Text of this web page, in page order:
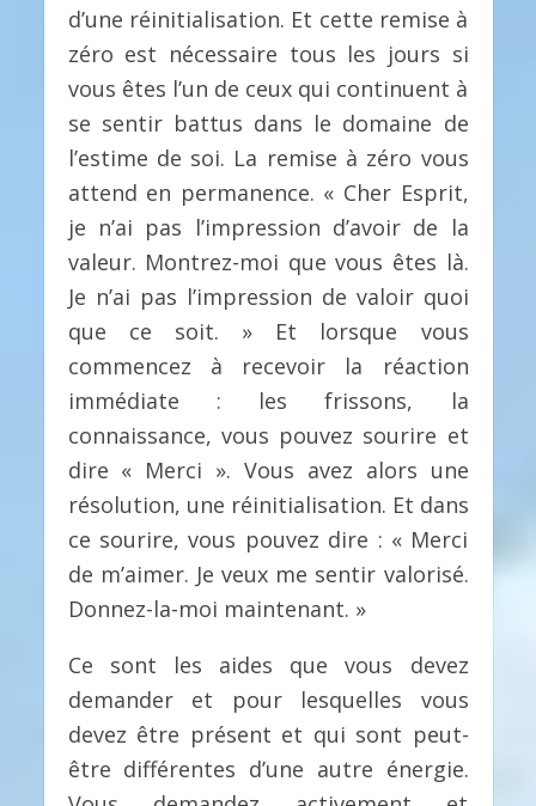
d’une réinitialisation. Et cette remise à
zéro est nécessaire tous les jours si
vous êtes l’un de ceux qui continuent à
se sentir battus dans le domaine de
l’estime de soi. La remise à zéro vous
attend en permanence. « Cher Esprit,
je n’ai pas l’impression d’avoir de la
valeur. Montrez-moi que vous êtes là.
Je n’ai pas l’impression de valoir quoi
que ce soit. » Et lorsque vous
commencez à recevoir la réaction
immédiate : les frissons, la
connaissance, vous pouvez sourire et
dire « Merci ». Vous avez alors une
résolution, une réinitialisation. Et dans
ce sourire, vous pouvez dire : « Merci
de m’aimer. Je veux me sentir valorisé.
Donnez-la-moi maintenant. »
Ce sont les aides que vous devez
demander et pour lesquelles vous
devez être présent et qui sont peut-
être différentes d’une autre énergie.